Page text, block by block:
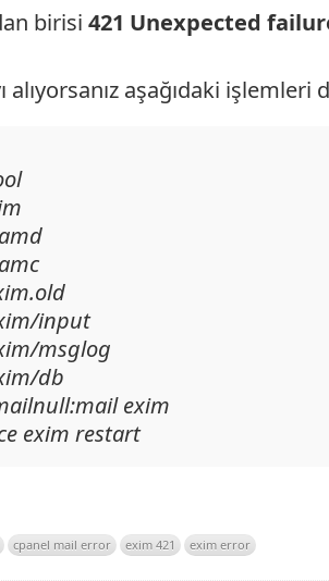
birisi 421 Unexpected
alıyorsanız aşağıdaki işlemleri
input
msglog
db
exim
exim restart
cpanel mail error exim 421 exim error